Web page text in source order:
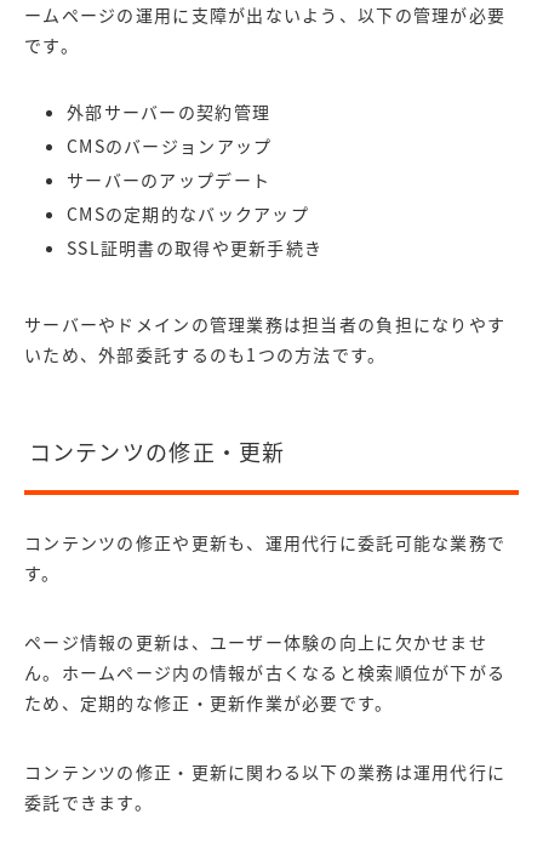
ームページの運用に支障が出ないよう、以下の管理が必要
です。
外部サーバーの契約管理
CMSのバージョンアップ
サーバーのアップデート
CMSの定期的なバックアップ
SSL証明書の取得や更新手続き
サーバーやドメインの管理業務は担当者の負担になりやす
いため、外部委託するのも1つの方法です。
コンテンツの修正・更新
コンテンツの修正や更新も、運用代行に委託可能な業務で
す。
ページ情報の更新は、ユーザー体験の向上に欠かせませ
ん。ホームページ内の情報が古くなると検索順位が下がる
ため、定期的な修正・更新作業が必要です。
コンテンツの修正・更新に関わる以下の業務は運用代行に
委託できます。